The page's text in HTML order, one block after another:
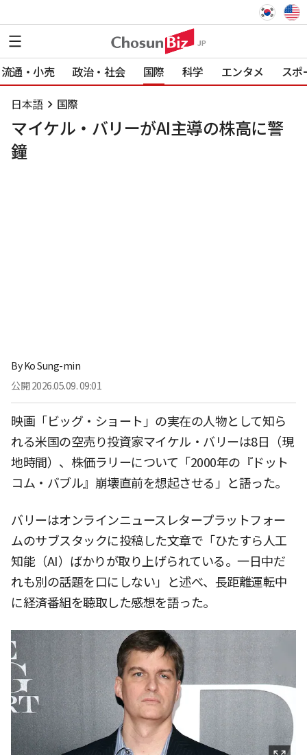
流通・小売 政治・社会 国際 科学 エンタメ スポ
日本語 国際
マイケル・バリーがAI主導の株高に警
鐘
ByKo Sung-min
公開 2026.05.09. 09:01
映画「ビッグ・ショート」の実在の人物として知ら
れる米国の空売り投資家マイケル・バリーは8日（現
地時間）、株価ラリーについて「2000年の『ドット
コム・バブル』崩壊直前を想起させる」と語った。
バリーはオンラインニュースレタープラットフォー
ムのサブスタックに投稿した文章で「ひたすら人工
知能（AI）ばかりが取り上げられている。一日中だ
れも別の話題を口にしない」と述べ、長距離運転中
に経済番組を聴取した感想を語った。